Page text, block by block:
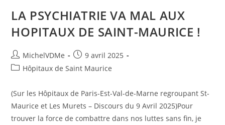
LA PSYCHIATRIE VA MAL AUX
HOPITAUX DE SAINT-MAURICE !
MichelVDMe
9 avril 2025
Hôpitaux de Saint Maurice
(Sur les Hôpitaux de Paris-Est-Val-de-Marne regroupant St-
Maurice et Les Murets – Discours du 9 Avril 2025)Pour
trouver la force de combattre dans nos luttes sans fin, je